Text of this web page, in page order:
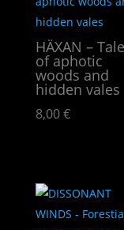
HÄXAN –
of aphotic
woods and
hidden vales
8,00€